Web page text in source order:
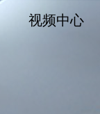
视频中心